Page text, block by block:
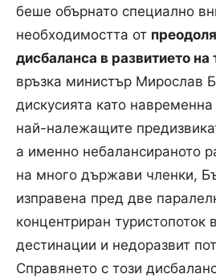
беше обърнато специално
необходимостта от
дисбаланса в развитието на
връзка министър Мирослав
дискусията като
най-належащите
а именно небалансираното
на много държави членки,
изправена пред две
концентриран туристопоток
дестинации и недоразвит
Справянето с този